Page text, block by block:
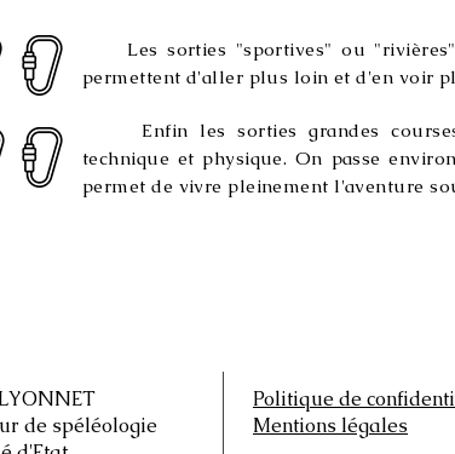
Les sorties "sportives" ou
permettent d'aller plus loin et d'en voir
Enfin les sorties grandes courses
technique et physique. On passe
permet de vivre pleinement l'aventure
de spéléologie
Politique de
Mentions légales